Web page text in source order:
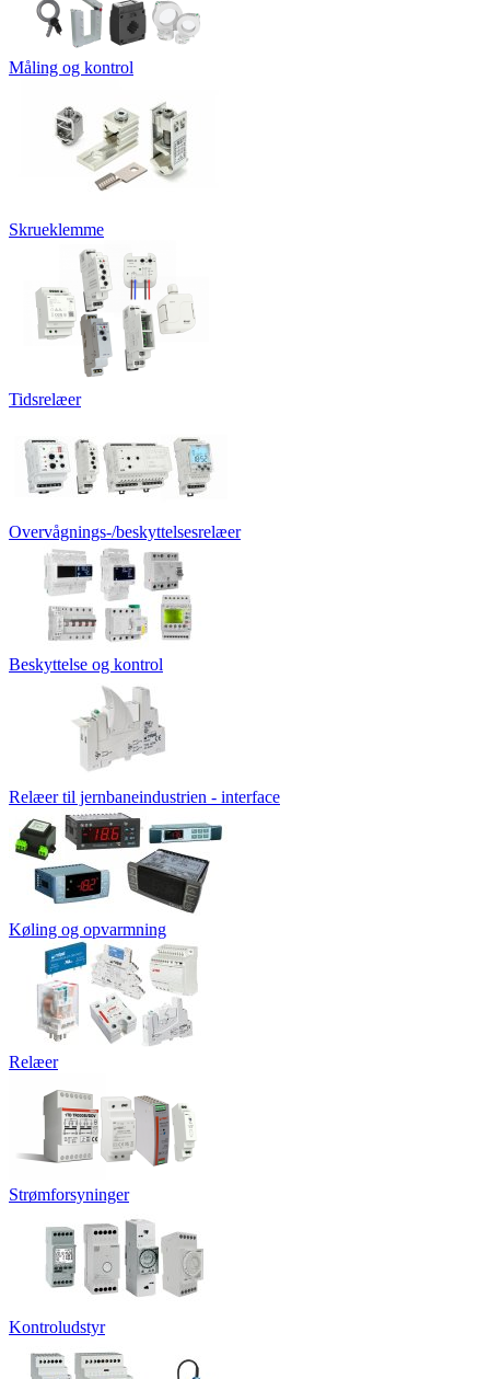
Måling og kontrol
Skrueklemme
Tidsrelæer
Overvågnings-/beskyttelsesrelæer
Beskyttelse og kontrol
Relæer til jernbaneindustrien - interface
Køling og opvarmning
Relæer
Strømforsyninger
Kontroludstyr